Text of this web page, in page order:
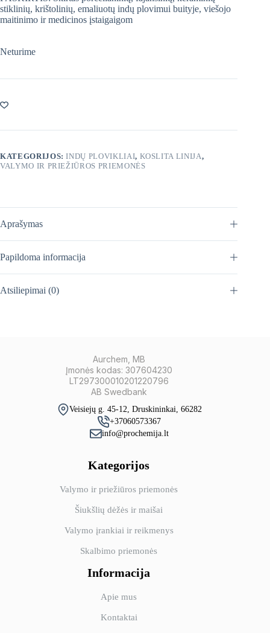
6,49 €.
5,99 €.
stiklinių, krištolinių, emaliuotų indų plovimui buityje, viešojo
maitinimo ir medicinos įstaigaigom
Neturime
KATEGORIJOS:INDŲ PLOVIKLIAI, KOSLITA LINIJA,
VALYMO IR PRIEŽIŪROS PRIEMONĖS
Aprašymas
Papildoma informacija
Atsiliepimai (0)
Aurchem, MB
Įmonės kodas: 307604230
LT297300010201220796
AB Swedbank
Veisiejų g. 45-12, Druskininkai, 66282
+37060573367
info@prochemija.lt
Kategorijos
Valymo ir priežiūros priemonės
Šiukšlių dėžės ir maišai
Valymo įrankiai ir reikmenys
Skalbimo priemonės
Informacija
Apie mus
Kontaktai